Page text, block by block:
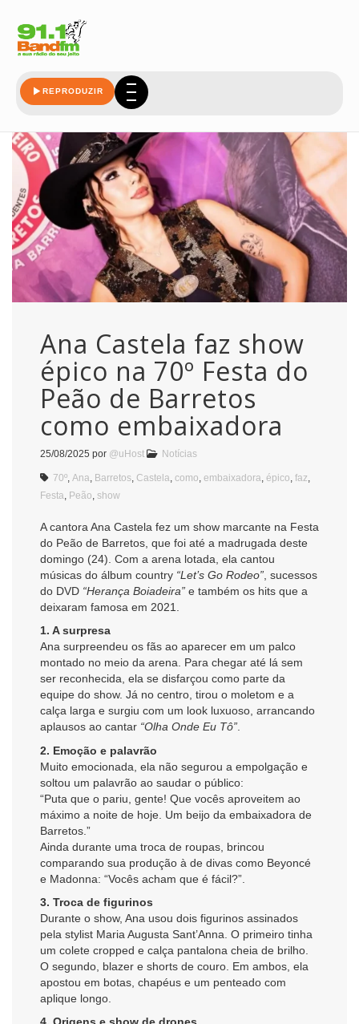
REPRODUZIR
Ana Castela faz show
épico na 70º Festa do
Peão de Barretos
como embaixadora
25/08/2025 por @uHost Notícias
70º Ana Barretos Castela como embaixadora épico faz
Festa Peão show
A cantora Ana Castela fez um show marcante na Festa
do Peão de Barretos, que foi até a madrugada deste
domingo (24). Com a arena lotada, ela cantou
músicas do álbum country “Let’s Go Rodeo” , sucessos
do DVD “Herança Boiadeira” e também os hits que a
deixaram famosa em 2021.
1. A surpresa
Ana surpreendeu os fãs ao aparecer em um palco
montado no meio da arena. Para chegar até lá sem
ser reconhecida, ela se disfarçou como parte da
equipe do show. Já no centro, tirou o moletom e a
calça larga e surgiu com um look luxuoso, arrancando
aplausos ao cantar “Olha Onde Eu Tô”
2. Emoção e palavrão
Muito emocionada, ela não segurou a empolgação e
soltou um palavrão ao saudar o público:
“Puta que o pariu, gente! Que vocês aproveitem ao
máximo a noite de hoje. Um beijo da embaixadora de
Barretos.”
Ainda durante uma troca de roupas, brincou
comparando sua produção à de divas como Beyoncé
e Madonna: “Vocês acham que é fácil?”.
3. Troca de figurinos
Durante o show, Ana usou dois figurinos assinados
pela stylist Maria Augusta Sant’Anna. O primeiro tinha
um colete cropped e calça pantalona cheia de brilho.
O segundo, blazer e shorts de couro. Em ambos, ela
apostou em botas, chapéus e um penteado com
aplique longo.